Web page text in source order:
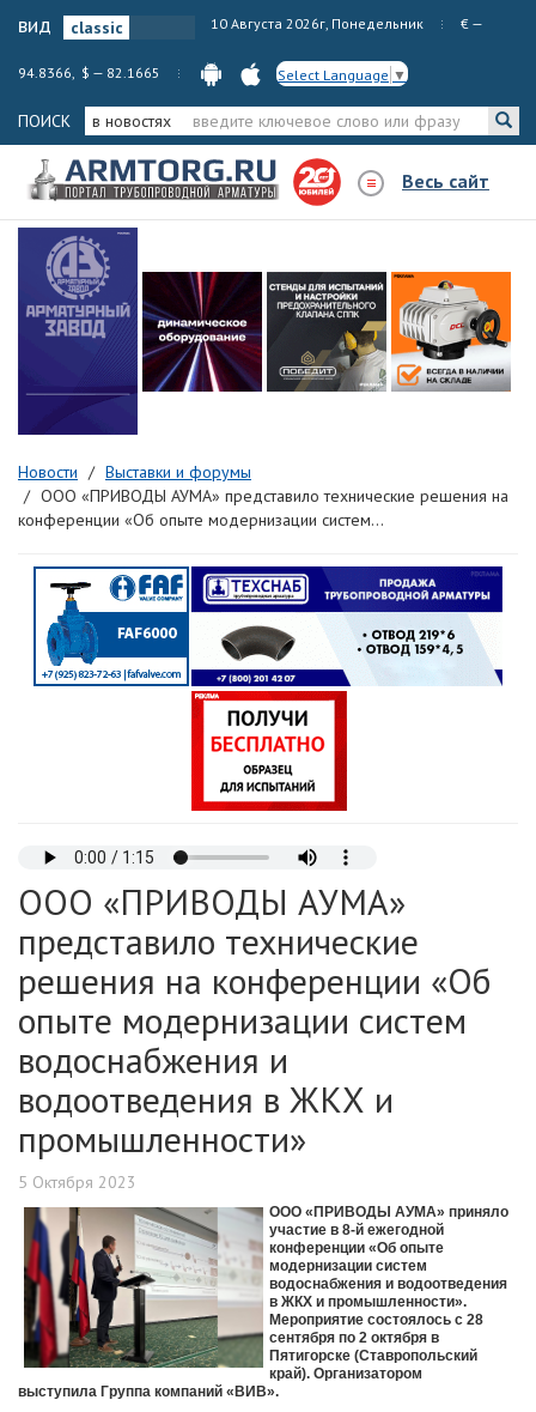
вид 10 Августа 2026г, Понедельник € —
94.8366, $ — 82.1665 Select Language ▼
ПОИСК в новостях
Весь сайт
Новости
Выставки и форумы
ООО «ПРИВОДЫ АУМА» представило технические решения на
конференции «Об опыте модернизации систем...
ООО «ПРИВОДЫ АУМА»
представило технические
решения на конференции «Об
опыте модернизации систем
водоснабжения и
водоотведения в ЖКХ и
промышленности»
5 Октября 2023
ООО «ПРИВОДЫ АУМА» приняло
участие в 8-й ежегодной
конференции «Об опыте
модернизации систем
водоснабжения и водоотведения
в ЖКХ и промышленности».
Мероприятие состоялось с 28
сентября по 2 октября в
Пятигорске (Ставропольский
край). Организатором
выступила Группа компаний «ВИВ».